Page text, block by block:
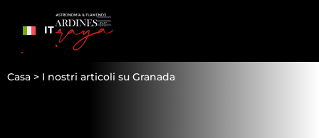
IT
Casa > I nostri articoli su Granada